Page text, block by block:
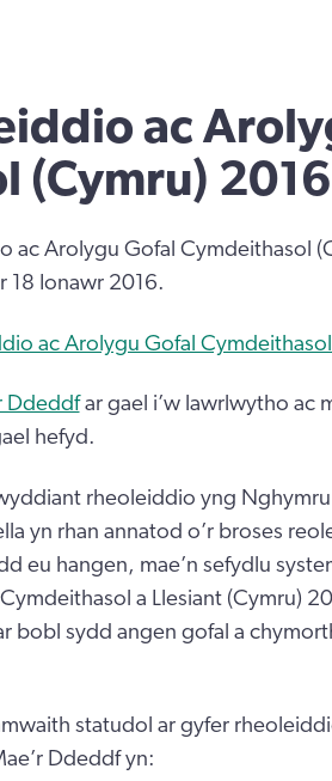
ac
(Cymru) 2016
ac Arolygu Gofal Cymdeithasol
18 Ionawr 2016.
ac Arolygu Gofal
Ddeddfar gael i’w lawrlwytho ac
hefyd.
rheoleiddio yng
yn rhan annatod o’r broses
eu hangen, mae’n sefydlu
a Llesiant (Cymru)
bobl sydd angen gofal a
statudol ar gyfer
Ddeddf yn: